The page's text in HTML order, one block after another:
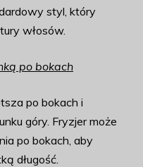
styl, który
włosów.
po bokach
po bokach i
góry. Fryzjer może
po bokach, aby
długość.